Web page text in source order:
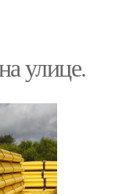
улице.